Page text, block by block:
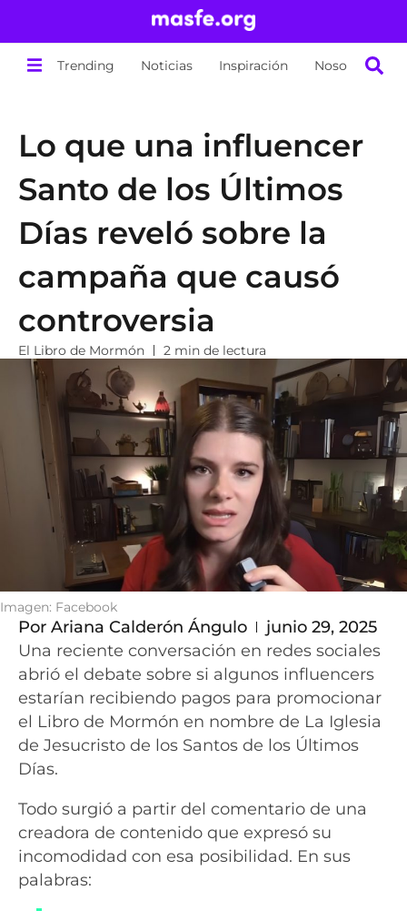
Trending Noticias Inspiración Nosotros
Lo que una influencer
Santo de los Últimos
Días reveló sobre la
campaña que causó
controversia
El Libro de Mormón 2 min de lectura
Imagen: Facebook
Por Ariana Calderón Ángulo
junio 29, 2025
Una reciente conversación en redes sociales
abrió el debate sobre si algunos influencers
estarían recibiendo pagos para promocionar
el Libro de Mormón en nombre de La Iglesia
de Jesucristo de los Santos de los Últimos
Días.
Todo surgió a partir del comentario de una
creadora de contenido que expresó su
incomodidad con esa posibilidad. En sus
palabras: